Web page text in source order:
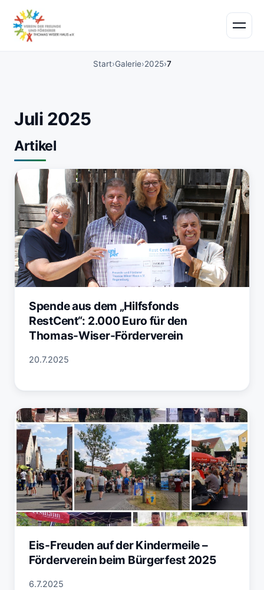
Start Galerie 2025 7
Juli 2025
Artikel
Spende aus dem „Hilfsfonds
RestCent“: 2.000 Euro für den
Thomas-Wiser-Förderverein
20.7.2025
Eis-Freuden auf der Kindermeile –
Förderverein beim Bürgerfest 2025
6.7.2025